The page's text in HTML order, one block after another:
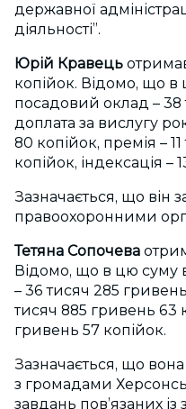
державної
діяльності”.
Юрій Кравець
копійок. Відомо, що в
посадовий оклад – 38
доплата за вислугу
80 копійок, премія –
копійок, індексація –
Зазначається, що він
правоохоронними
Тетяна Сопочева
Відомо, що в цю суму
– 36 тисяч 285
тисяч 885 гривень 63
гривень 57 копійок.
Зазначається, що
з громадами
завдань пов’язаних